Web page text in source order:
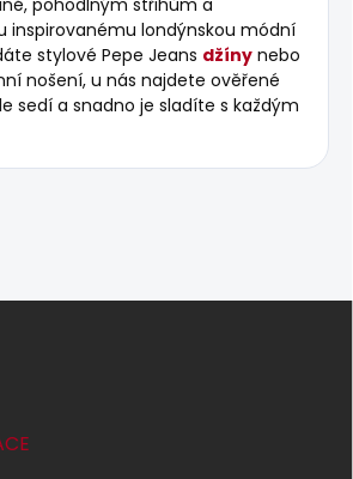
inspirovanému londýnskou módní
stylové Pepe Jeans džíny nebo
nošení, u nás najdete ověřené
sedí a snadno je sladíte s každým